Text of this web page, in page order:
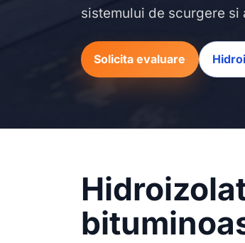
sistemului de scurgere
Solicita evaluare